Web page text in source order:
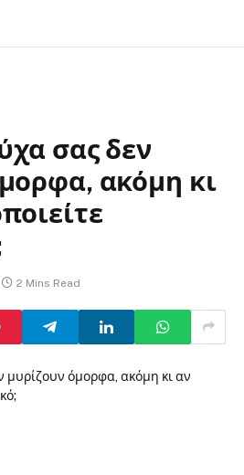
σας δεν
ακόμη κι
2 Mins Read